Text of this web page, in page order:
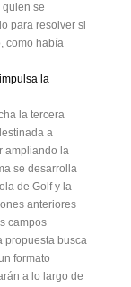
se
para resolver si
como había
la
la tercera
a
ampliando la
se desarrolla
de Golf y la
anteriores
campos
propuesta busca
formato
a lo largo de